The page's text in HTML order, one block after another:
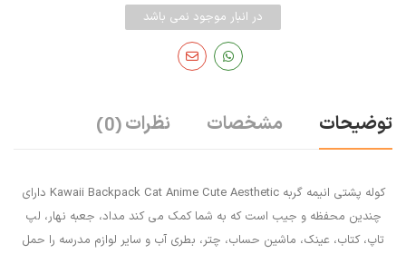
در انبار موجود نمی باشد
توضیحات مشخصات نظرات(0)
کوله پشتی انیمه گربه Kawaii Backpack Cat Anime Cute Aesthetic دارای
چندین محفظه و جیب است که به شما کمک می کند مداد، جعبه نهار، لپ
تاپ، کتاب، عینک، ماشین حساب، چتر، بطری آب و سایر لوازم مدرسه را حمل